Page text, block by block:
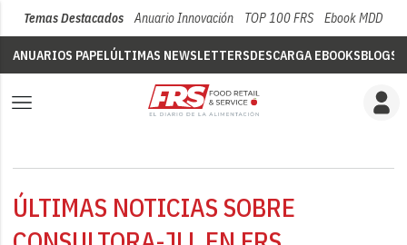
Temas Destacados Anuario Innovación TOP 100 FRS Ebook MDD
ANUARIOS PAPELÚLTIMAS NEWSLETTERSDESCARGA EBOOKSBLOGS
ÚLTIMAS NOTICIAS SOBRE